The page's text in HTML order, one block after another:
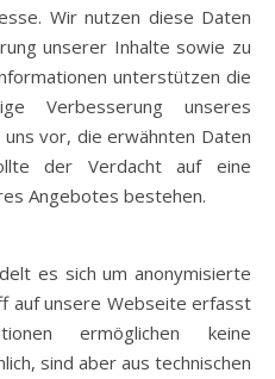
Wir nutzen diese Daten
unserer Inhalte sowie zu
unterstützen die
Verbesserung unseres
vor, die erwähnten Daten
der Verdacht auf eine
Angebotes bestehen.
es sich um anonymisierte
auf unsere Webseite erfasst
ermöglichen keine
sind aber aus technischen